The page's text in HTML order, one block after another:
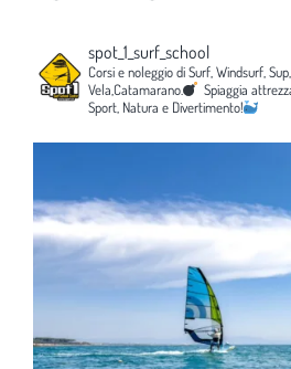
spot_1_surf_school
Corsi e noleggio di Surf, Windsurf,
Vela,Catamarano.
Spiaggia
Sport, Natura e Divertimento!